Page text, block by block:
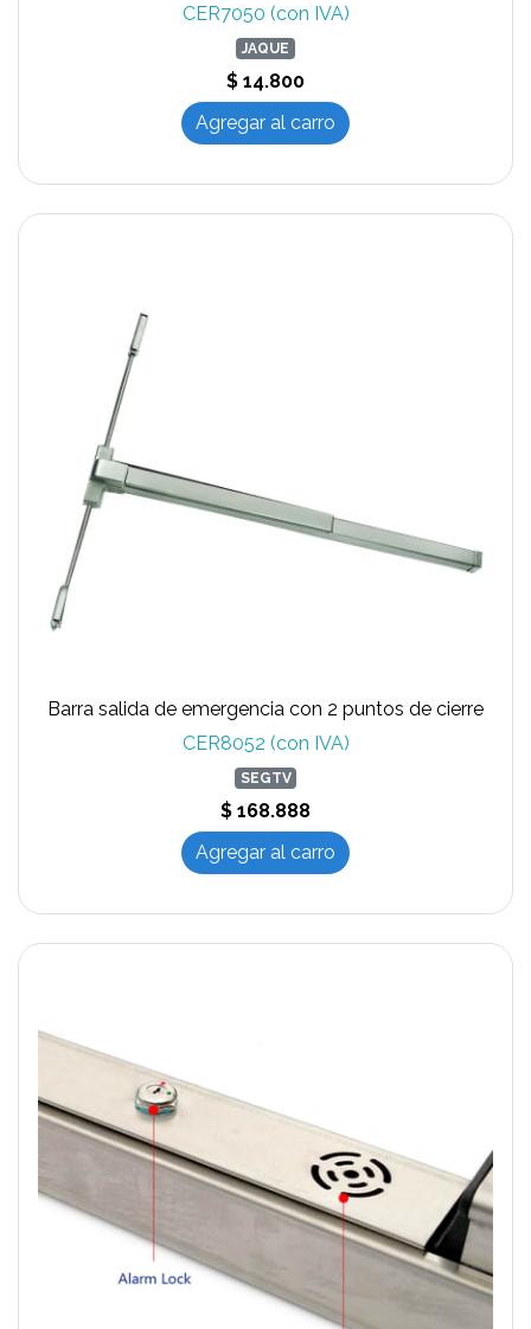
CER7050 (con IVA)
JAQUE
$ 14.800
Agregar al carro
Barra salida de emergencia con 2 puntos de cierre
CER8052 (con IVA)
SEGTV
$ 168.888
Agregar al carro